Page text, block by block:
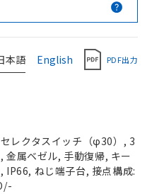
本語 English PDF出力
レクタスイッチ（φ30）, 3
金属ベゼル, 手動復帰, キー
IP66, ねじ端子台, 接点構成: